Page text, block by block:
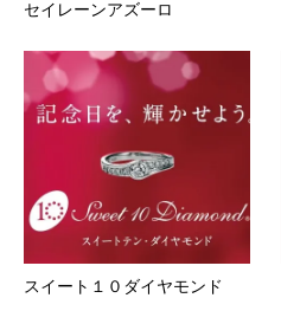
セイレーンアズーロ
スイート１０ダイヤモンド